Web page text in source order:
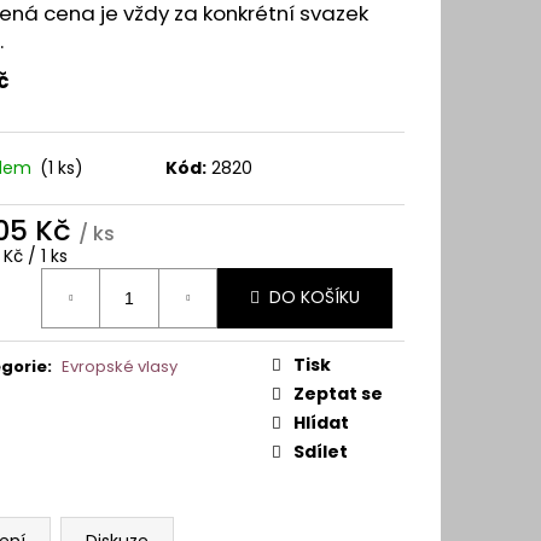
cena je vždy za konkrétní svazek
(1 ks) Kód: 2820
Kč / ks
/ 1 ks
DO KOŠÍKU
: Evropské vlasy
Tisk
Zeptat se
Hlídat
Sdílet